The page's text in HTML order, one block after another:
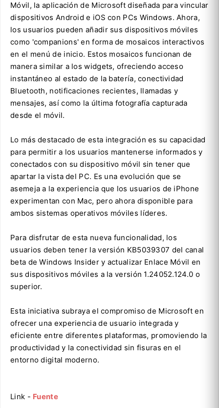
Móvil, la aplicación de Microsoft diseñada para vincular
dispositivos Android e iOS con PCs Windows. Ahora,
los usuarios pueden añadir sus dispositivos móviles
como 'companions' en forma de mosaicos interactivos
en el menú de inicio. Estos mosaicos funcionan de
manera similar a los widgets, ofreciendo acceso
instantáneo al estado de la batería, conectividad
Bluetooth, notificaciones recientes, llamadas y
mensajes, así como la última fotografía capturada
desde el móvil.
Lo más destacado de esta integración es su capacidad
para permitir a los usuarios mantenerse informados y
conectados con su dispositivo móvil sin tener que
apartar la vista del PC. Es una evolución que se
asemeja a la experiencia que los usuarios de iPhone
experimentan con Mac, pero ahora disponible para
ambos sistemas operativos móviles líderes.
Para disfrutar de esta nueva funcionalidad, los
usuarios deben tener la versión KB5039307 del canal
beta de Windows Insider y actualizar Enlace Móvil en
sus dispositivos móviles a la versión 1.24052.124.0 o
superior.
Esta iniciativa subraya el compromiso de Microsoft en
ofrecer una experiencia de usuario integrada y
eficiente entre diferentes plataformas, promoviendo la
productividad y la conectividad sin fisuras en el
entorno digital moderno.
Link - Fuente